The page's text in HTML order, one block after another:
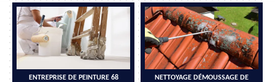
ENTREPRISE DE PEINTURE 68
NETTOYAGE DÉMOUSSAGE DE